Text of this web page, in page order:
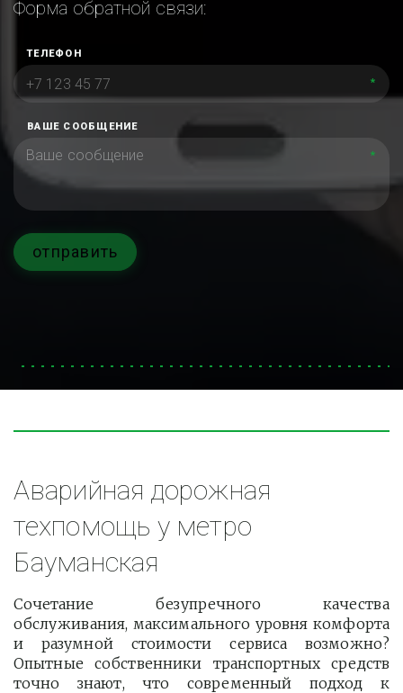
Форма обратной связи:
ТЕЛЕФОН
*
ВАШЕ СООБЩЕНИЕ
*
отправить
Аварийная дорожная
техпомощь у метро
Бауманская
Сочетание безупречного качества
обслуживания, максимального уровня комфорта
и разумной стоимости сервиса возможно?
Опытные собственники транспортных средств
точно знают, что современный подход к